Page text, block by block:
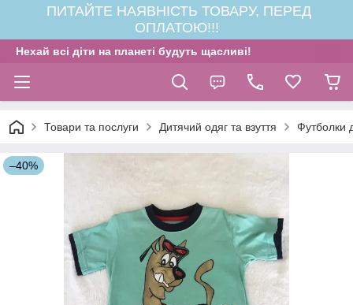
ПИТАЙТЕ НАЯВНІСТЬ ТОВАРУ, ПЕРЕД
ОПЛАТОЮ!!!
Нехай всі діти на планеті будуть щасливі!
Товари та послуги Дитячий одяг та взуття Футболки
–40%